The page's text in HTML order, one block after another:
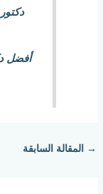
أفضل
→ المقالة السابقة